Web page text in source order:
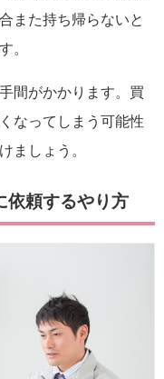
また持ち帰らないと
。
間がかかります。買
なってしまう可能性
ましょう。
依頼するやり方